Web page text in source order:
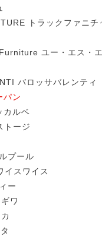
トラックファニチ
ユー・エス・
バロッサバレンティ
パン
カルベ
トージ
プール
イスワイス
ー
ワ